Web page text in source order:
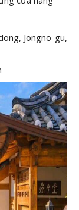
Jongno-gu,